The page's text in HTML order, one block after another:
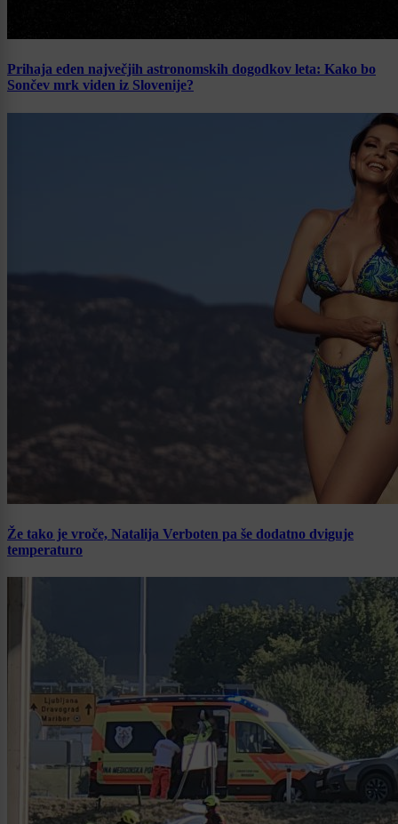
Prihaja eden največjih astronomskih dogodkov leta: Kako bo
Sončev mrk viden iz Slovenije?
Že tako je vroče, Natalija Verboten pa še dodatno dviguje
temperaturo